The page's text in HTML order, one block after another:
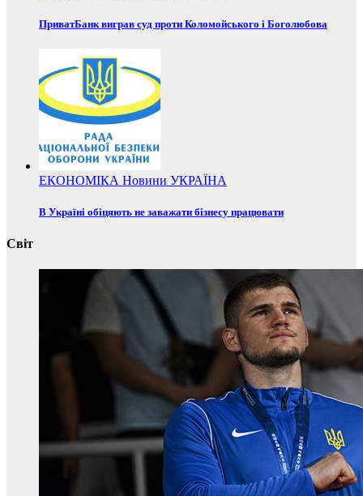
ПриватБанк виграв суд проти Коломойського і Боголюбова
ЕКОНОМІКА Новини УКРАЇНА
В Україні обіцяють не заважати бізнесу працювати
Світ